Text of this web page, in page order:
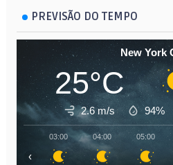
PREVISÃO DO TEMPO
New York
25°C
2.6 m/s 94%
03:00 04:00 05:00
‹